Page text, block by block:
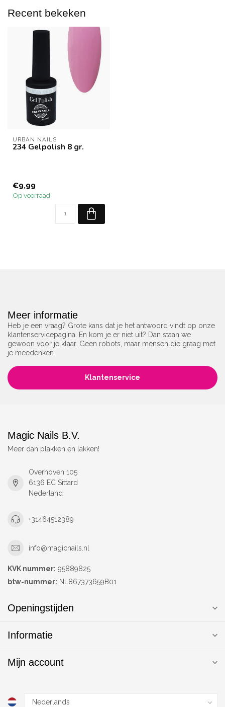
Recent bekeken
URBAN NAILS
234 Gelpolish 8 gr.
€9,99
Op voorraad
Meer informatie
Heb je een vraag? Grote kans dat je het antwoord vindt op onze
klantenservicepagina. En kom je er niet uit? Dan staan we
gewoon voor je klaar. Geen robots, maar mensen die graag met
je meedenken.
Klantenservice
Magic Nails B.V.
Meer dan plakken en lakken!
Overhoven 105
6136 EC Sittard
Nederland
+31464512389
info@magicnails.nl
KVK nummer: 95889825
btw-nummer: NL867373659B01
Openingstijden
Informatie
Mijn account